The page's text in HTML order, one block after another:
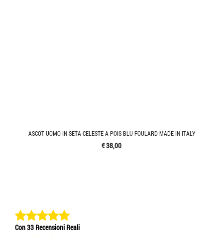
ASCOT UOMO IN SETA CELESTE A POIS BLU FOULARD MADE IN ITALY
€ 38,00
Con 33 Recensioni Reali